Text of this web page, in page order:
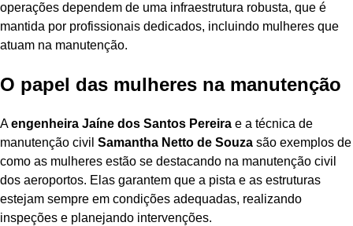
operações dependem de uma infraestrutura robusta, que é
mantida por profissionais dedicados, incluindo mulheres que
atuam na manutenção.
O papel das mulheres na manutenção
Aengenheira Jaíne dos Santos Pereira e a técnica de
manutenção civil Samantha Netto de Souza são exemplos de
como as mulheres estão se destacando na manutenção civil
dos aeroportos. Elas garantem que a pista e as estruturas
estejam sempre em condições adequadas, realizando
inspeções e planejando intervenções.